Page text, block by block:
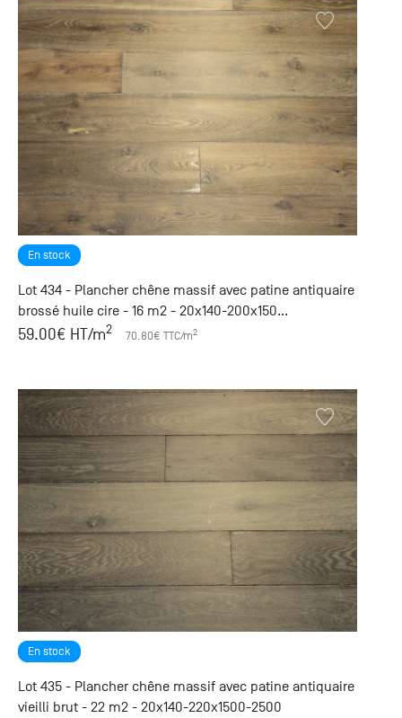
En stock
Lot 434 - Plancher chêne massif avec patine antiquaire
brossé huile cire - 16 m2 - 20x140-200x150...
59.00€ HT/m2 70.80€ TTC/m2
En stock
Lot 435 - Plancher chêne massif avec patine antiquaire
vieilli brut - 22 m2 - 20x140-220x1500-2500